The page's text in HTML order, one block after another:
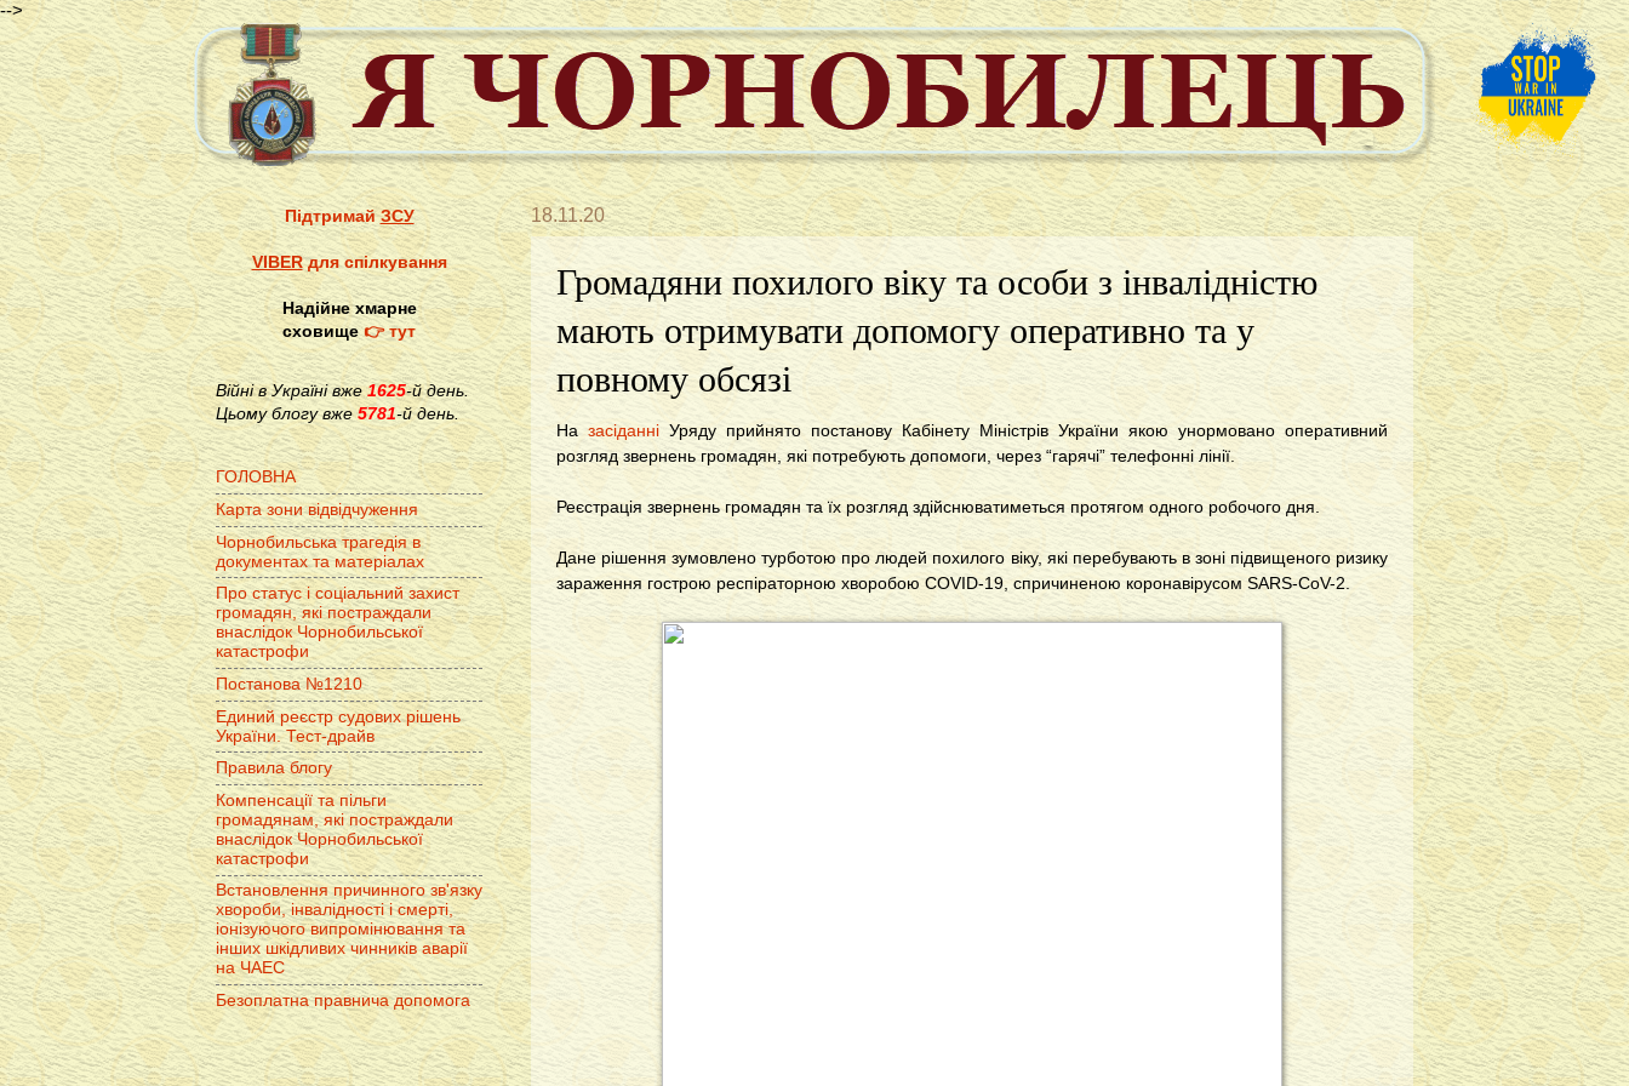
-->
18.11.20
Громадяни похилого віку та особи з інвалідністю
мають отримувати допомогу оперативно та у
повному обсязі
На засіданні Уряду прийнято постанову Кабінету Міністрів України якою унормовано оперативний
розгляд звернень громадян, які потребують допомоги, через “гарячі” телефонні лінії.
Реєстрація звернень громадян та їх розгляд здійснюватиметься протягом одного робочого дня.
Дане рішення зумовлено турботою про людей похилого віку, які перебувають в зоні підвищеного ризику
зараження гострою респіраторною хворобою COVID-19, спричиненою коронавірусом SARS-CoV-2.
ПідтримайЗСУ
VIBERдля спілкування
Надійне хмарне
сховище👉 тут
Війні в Україні вже1625-й день.
Цьому блогу вже 5781-й день.
ГОЛОВНА
Карта зони відвідчуження
Чорнобильська трагедія в
документах та матеріалах
Про статус і соціальний захист
громадян, які постраждали
внаслідок Чорнобильської
катастрофи
Постанова №1210
Единий реєстр судових рішень
України. Тест-драйв
Правила блогу
Компенсації та пільги
громадянам, які постраждали
внаслідок Чорнобильської
катастрофи
Встановлення причинного зв'язку
хвороби, інвалідності і смерті,
іонізуючого випромінювання та
інших шкідливих чинників аварії
на ЧАЕС
Безоплатна правнича допомога